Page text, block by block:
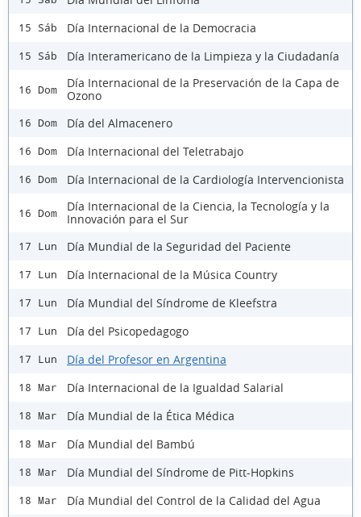
15 Sáb Día Internacional de la Democracia
15 Sáb Día Interamericano de la Limpieza y la Ciudadanía
16 Dom
Día Internacional de la Preservación de la Capa de
Ozono
16 Dom Día del Almacenero
16 Dom Día Internacional del Teletrabajo
16 Dom Día Internacional de la Cardiología Intervencionista
16 Dom
Día Internacional de la Ciencia, la Tecnología y la
Innovación para el Sur
17 Lun Día Mundial de la Seguridad del Paciente
17 Lun Día Internacional de la Música Country
17 Lun Día Mundial del Síndrome de Kleefstra
17 Lun Día del Psicopedagogo
17 Lun Día del Profesor en Argentina
18 Mar Día Internacional de la Igualdad Salarial
18 Mar Día Mundial de la Ética Médica
18 Mar Día Mundial del Bambú
18 Mar Día Mundial del Síndrome de Pitt-Hopkins
18 Mar Día Mundial del Control de la Calidad del Agua